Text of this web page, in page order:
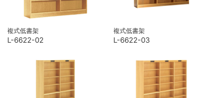
複式低書架
L-6622-02
複式低書架
L-6622-03